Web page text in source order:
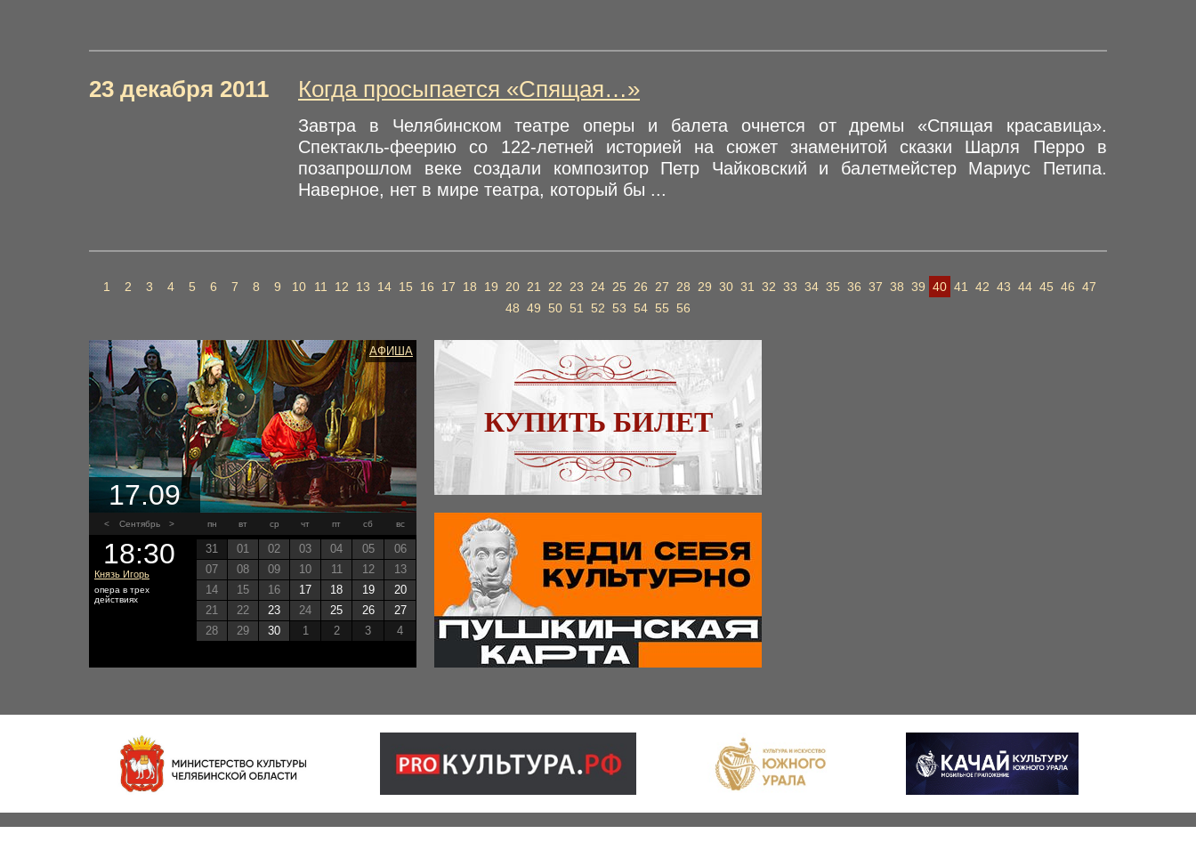
23 декабря 2011 Когда просыпается «Спящая…»
Завтра в Челябинском театре оперы и балета очнется от дремы «Спящая красавица».
Спектакль-феерию со 122-летней историей на сюжет знаменитой сказки Шарля Перро в
позапрошлом веке создали композитор Петр Чайковский и балетмейстер Мариус Петипа.
Наверное, нет в мире театра, который бы ...
1 2 3 4 5 6 7 8 9 10 11 12 13 14 15 16 17 18 19 20 21 22 23 24 25 26 27 28 29 30 31 32 33 34 35 36 37 38 39 40 41 42 43 44 45 46 47
48 49 50 51 52 53 54 55 56
АФИША
< Сентябрь > пн вт ср чт пт сб вс
31 01 02 03 04 05
06
07
08 09 10 11 12
13
14
15 16 17 18 19
20
21
22 23 24 25 26
27
28
29 30 1 2 3 4
17.09
18:30
Князь Игорь
опера в трех
действиях
КУПИТЬ БИЛЕТ